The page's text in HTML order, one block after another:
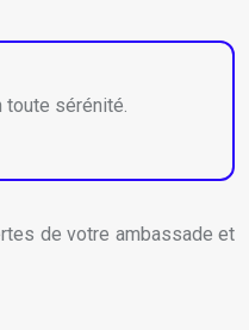
sérénité.
de votre ambassade et